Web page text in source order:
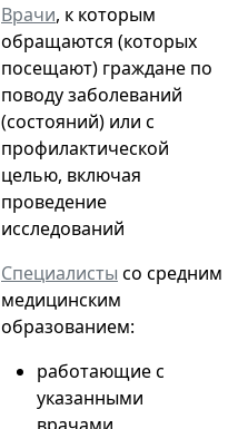
Врачи, к которым
обращаются (которых
посещают) граждане по
поводу заболеваний
(состояний) или с
профилактической
целью, включая
проведение
исследований
Специалисты со средним
медицинским
образованием:
работающие с
указанными